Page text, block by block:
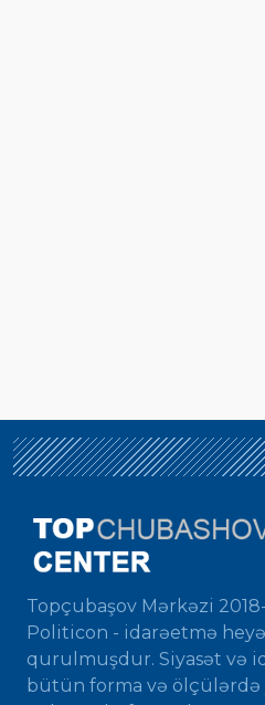
Topçubaşov Mərkəzi
Politicon - idarəetmə
qurulmuşdur. Siyasət və
bütün forma və